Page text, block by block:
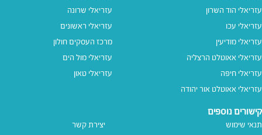
עזריאלי הוד השרון
עזריאלי עכו
עזריאלי מודיעין
עזריאלי אאוטלט הרצליה
עזריאלי חיפה
עזריאלי אאוטלט אור יהודה
עזריאלי שרונה
עזריאלי ראשונים
מרכז העסקים חולון
עזריאלי מול הים
עזריאלי טאון
קישורים נוספים
תנאי שימוש
יצירת קשר